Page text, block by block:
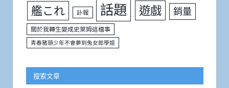
艦これ 訃報 話題 遊戲 銷量
關於我轉生變成史萊姆這檔事
青春豬頭少年不會夢到兔女郎學姐
搜索文章